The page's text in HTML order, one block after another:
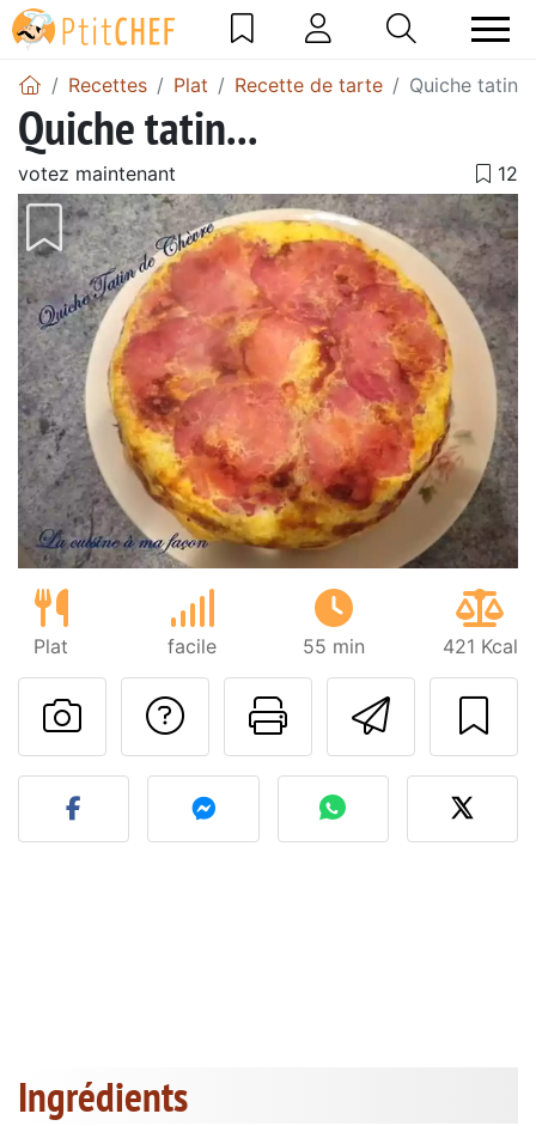
Recettes Plat Recette de tarte Quiche tatin...
Quiche tatin...
votez maintenant
Plat facile 55 min 421 Kcal
Imprimer
Poser une
Publier votre photo de
Ingrédients